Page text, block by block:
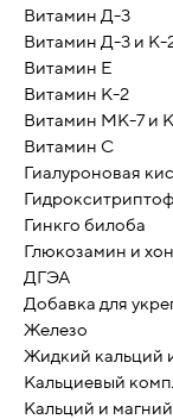
Витамин Д-3
Витамин Д-3 и К-
Витамин Е
Витамин К-2
Витамин МК-7 и
Витамин С
Гиалуроновая
Гинкго билоба
Глюкозамин и
ДГЭА
Добавка для
Железо
Жидкий кальций
Кальциевый
Кальций и магний